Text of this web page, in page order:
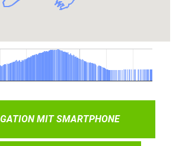
MIT SMARTPHONE